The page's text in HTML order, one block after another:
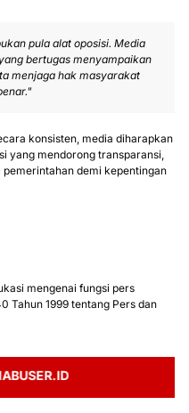
pula alat oposisi. Media
bertugas menyampaikan
menjaga hak masyarakat
konsisten, media diharapkan
yang mendorong transparansi,
demi kepentingan
mengenai fungsi pers
Tahun 1999 tentang Pers dan